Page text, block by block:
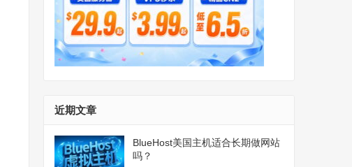
近期文章
BlueHost美国主机适合长期做网站
吗？